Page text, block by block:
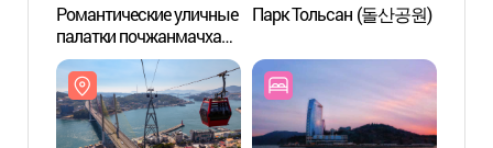
Романтические уличные
палатки почжанмачха
(낭만포차)
Парк Тольсан (돌산공원)